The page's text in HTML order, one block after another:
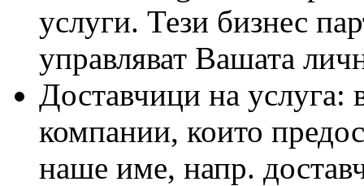
услуги. Тези бизнес
управляват Вашата
Доставчици на услуга:
компании, които
наше име, напр.